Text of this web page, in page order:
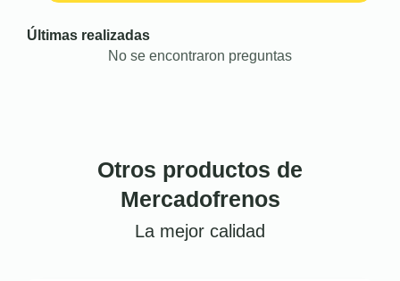
Últimas realizadas
No se encontraron preguntas
Otros productos de
Mercadofrenos
La mejor calidad